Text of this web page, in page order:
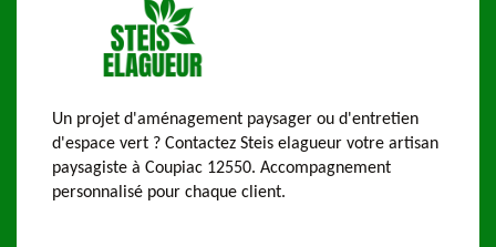
Un projet d'aménagement paysager ou d'entretien
d'espace vert ? Contactez Steis elagueur votre artisan
paysagiste à Coupiac 12550. Accompagnement
personnalisé pour chaque client.